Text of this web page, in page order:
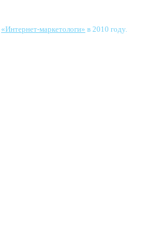
«Интернет-маркетологи» в 2010 году.